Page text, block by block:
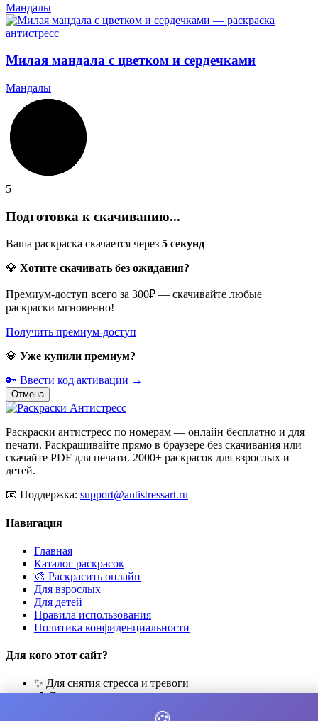
Мандалы
Милая мандала с цветком и сердечками
Мандалы
5
Подготовка к скачиванию...
Ваша раскраска скачается через 5 секунд
💎 Хотите скачивать без ожидания?
Премиум-доступ всего за 300₽ — скачивайте любые
раскраски мгновенно!
Получить премиум-доступ
💎 Уже купили премиум?
🔑 Ввести код активации →
Отмена
Раскраски антистресс по номерам — онлайн бесплатно и для
печати. Раскрашивайте прямо в браузере без скачивания или
скачайте PDF для печати. 2000+ раскрасок для взрослых и
детей.
📧 Поддержка: support@antistressart.ru
Навигация
Главная
Каталог раскрасок
🎨 Раскрасить онлайн
Для взрослых
Для детей
Правила использования
Политика конфиденциальности
Для кого этот сайт?
✨ Для снятия стресса и тревоги
🎨 Для развития креативности
🧘 Для медитации и расслабления